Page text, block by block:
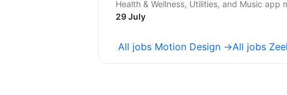
Health & Wellness, Utilities, and Music app
29 July
All jobs Motion Design →All jobs